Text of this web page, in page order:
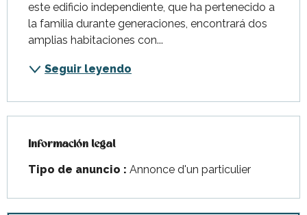
este edificio independiente, que ha pertenecido a
la familia durante generaciones, encontrará dos
amplias habitaciones con...
Seguir leyendo
Información legal
Información legal
Tipo de anuncio : Annonce d'un particulier